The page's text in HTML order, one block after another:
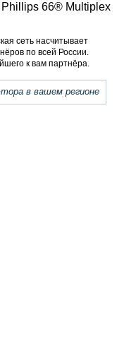
Phillips 66® Multiplex
сеть насчитывает
по всей России.
к вам партнёра.
в вашем регионе